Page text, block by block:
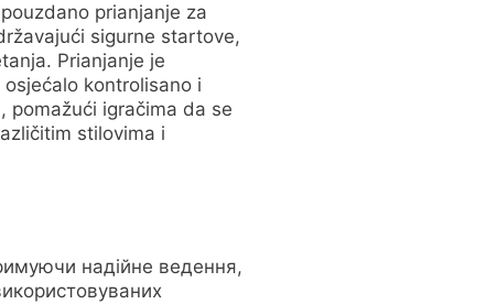
prianjanje za
sigurne startove,
Prianjanje je
kontrolisano i
pomažući igračima da se
stilovima i
надійне ведення,